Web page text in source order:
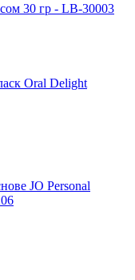
30 гр - LB-30003
Oral Delight
JO Personal